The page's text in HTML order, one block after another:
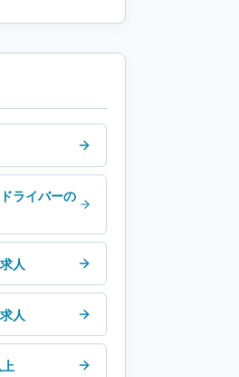
ライバーの
人
人